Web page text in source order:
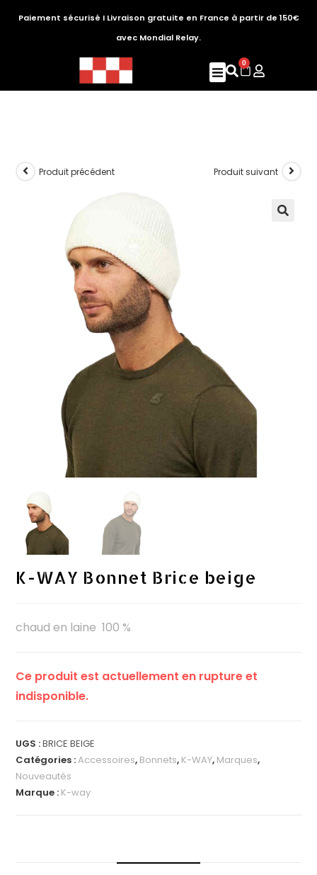
Paiement sécurisé I Livraison gratuite en France à partir de 150€
avec Mondial Relay.
0
Produit précédent Produit suivant
K-WAY Bonnet Brice beige
chaud en laine 100 %
Ce produit est actuellement en rupture et
indisponible.
UGS :BRICE BEIGE
Catégories :Accessoires, Bonnets, K-WAY, Marques,
Nouveautés
Marque : K-way